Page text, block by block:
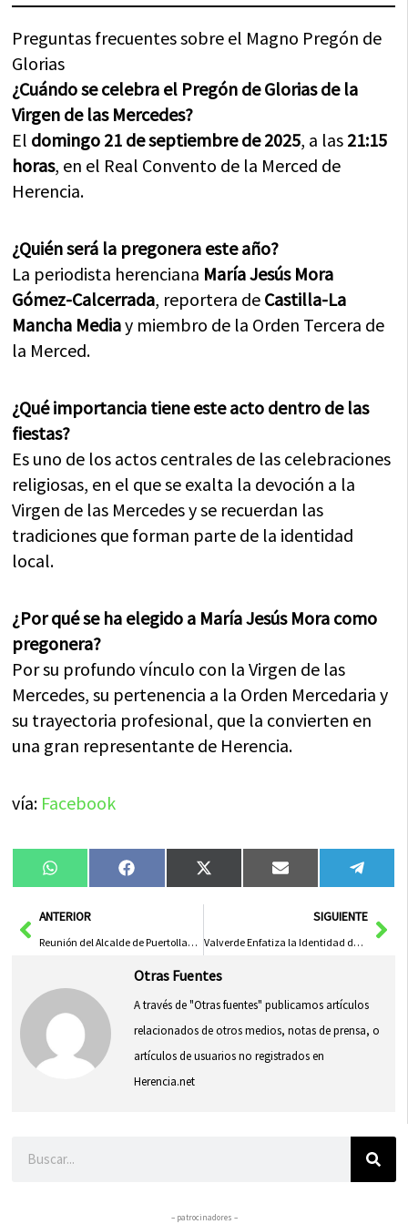
Preguntas frecuentes sobre el Magno Pregón de
Glorias
¿Cuándo se celebra el Pregón de Glorias de la
Virgen de las Mercedes?
El domingo 21 de septiembre de 2025, a las 21:15
horas, en el Real Convento de la Merced de
Herencia.
¿Quién será la pregonera este año?
La periodista herenciana María Jesús Mora
Gómez-Calcerrada, reportera de Castilla-La
Mancha Mediay miembro de la Orden Tercera de
la Merced.
¿Qué importancia tiene este acto dentro de las
fiestas?
Es uno de los actos centrales de las celebraciones
religiosas, en el que se exalta la devoción a la
Virgen de las Mercedes y se recuerdan las
tradiciones que forman parte de la identidad
local.
¿Por qué se ha elegido a María Jesús Mora como
pregonera?
Por su profundo vínculo con la Virgen de las
Mercedes, su pertenencia a la Orden Mercedaria y
su trayectoria profesional, que la convierten en
una gran representante de Herencia.
vía: Facebook
Compartir
en
WhatsAppCompartir
en
FacebookCompartir
en
X
(Twitter)
Compartir
en
Email
en
AntANTERIOR
Reunión del Alcalde de Puertollano con la directiva del club de baloncesto en silla de ruedas
SIGUIENTE
Valverde Enfatiza la Identidad del Sector Vitivinícola y el Compromiso de la Diputación en su Promoción Global
Otras Fuentes
A través de "Otras fuentes" publicamos artículos
relacionados de otros medios, notas de prensa, o
artículos de usuarios no registrados en
Herencia.net
– patrocinadores –